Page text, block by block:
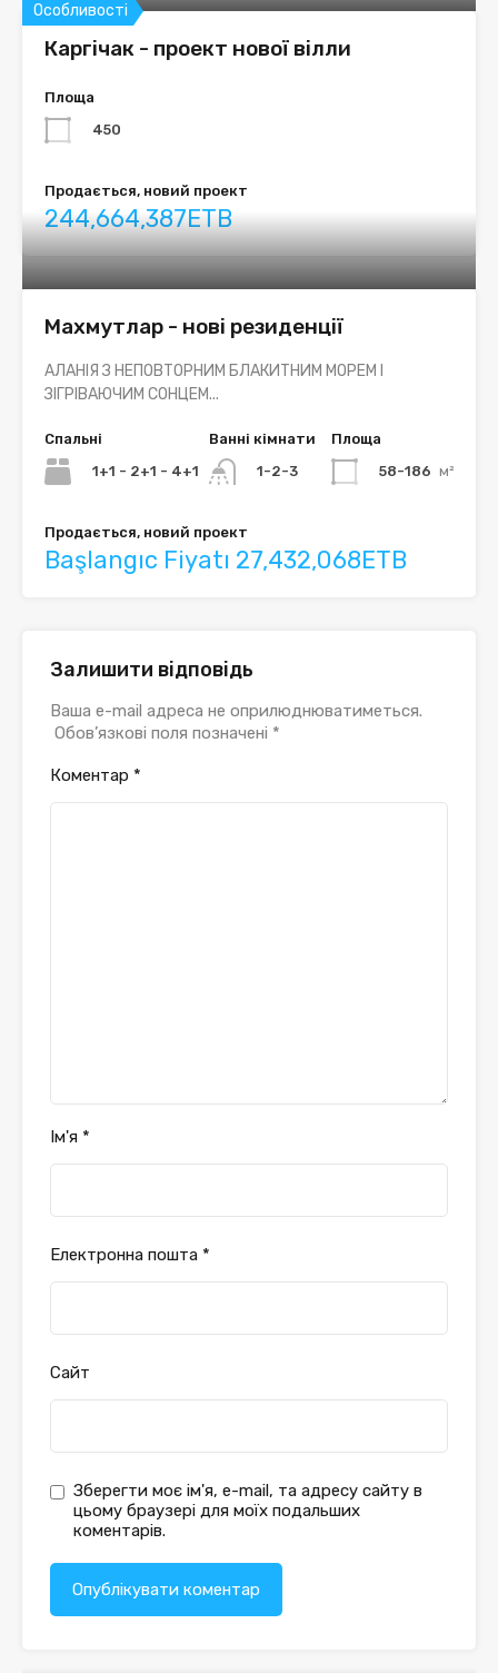
Особливості
Каргічак - проект нової вілли
Площа
450
Продається, новий проект
244,664,387ETB
Махмутлар - нові резиденції
АЛАНІЯ З НЕПОВТОРНИМ БЛАКИТНИМ МОРЕМ І
ЗІГРІВАЮЧИМ СОНЦЕМ...
Спальні
1+1 - 2+1 - 4+1
Ванні кімнати
1-2-3
Площа
58-186 м²
Продається, новий проект
Başlangıc Fiyatı 27,432,068ETB
Залишити відповідь
Ваша e-mail адреса не оприлюднюватиметься.
Обов’язкові поля позначені *
Коментар *
Ім'я *
Електронна пошта *
Сайт
Зберегти моє ім'я, e-mail, та адресу сайту в
цьому браузері для моїх подальших
коментарів.